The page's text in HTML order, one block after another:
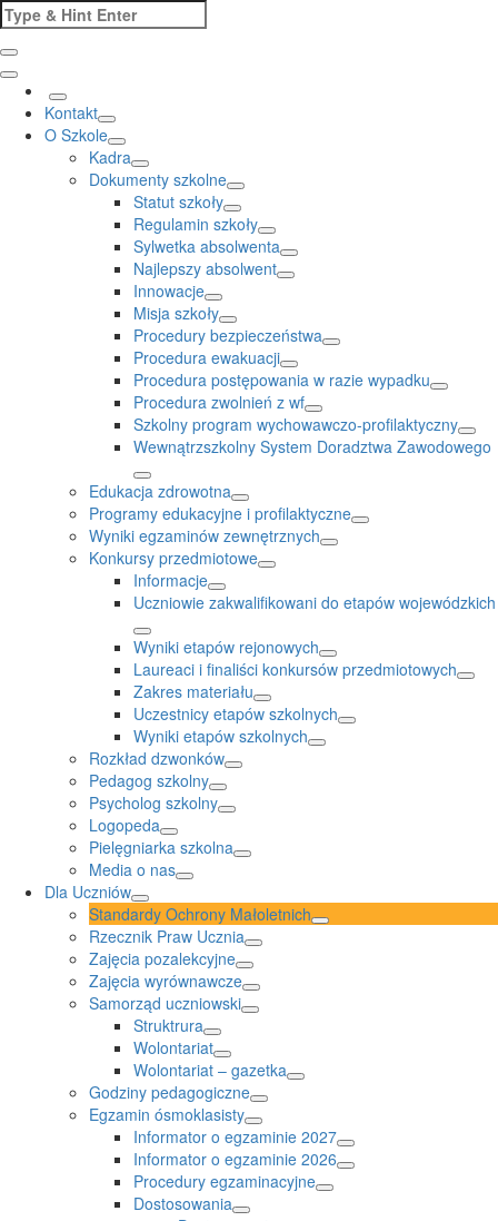
Skip
to
content
Search
for:
Kontakt
O Szkole
Kadra
Dokumenty szkolne
Statut szkoły
Regulamin szkoły
Sylwetka absolwenta
Najlepszy absolwent
Innowacje
Misja szkoły
Procedury bezpieczeństwa
Procedura ewakuacji
Procedura postępowania w razie wypadku
Procedura zwolnień z wf
Szkolny program wychowawczo-profilaktyczny
Wewnątrzszkolny System Doradztwa Zawodowego
Edukacja zdrowotna
Programy edukacyjne i profilaktyczne
Wyniki egzaminów zewnętrznych
Konkursy przedmiotowe
Informacje
Uczniowie zakwalifikowani do etapów wojewódzkich
Wyniki etapów rejonowych
Laureaci i finaliści konkursów przedmiotowych
Zakres materiału
Uczestnicy etapów szkolnych
Wyniki etapów szkolnych
Rozkład dzwonków
Pedagog szkolny
Psycholog szkolny
Logopeda
Pielęgniarka szkolna
Media o nas
Dla Uczniów
Standardy Ochrony Małoletnich
Rzecznik Praw Ucznia
Zajęcia pozalekcyjne
Zajęcia wyrównawcze
Samorząd uczniowski
Struktrura
Wolontariat
Wolontariat – gazetka
Godziny pedagogiczne
Egzamin ósmoklasisty
Informator o egzaminie 2027
Informator o egzaminie 2026
Procedury egzaminacyjne
Dostosowania